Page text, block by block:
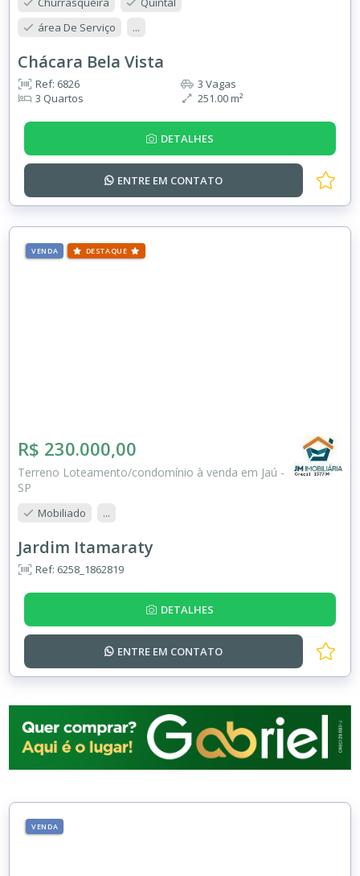
área De Serviço
...
Chácara Bela Vista
Ref: 6826
3 Quartos
3 Vagas
251.00 m²
DETALHES
ENTRE EM CONTATO
VENDA DESTAQUE
R$ 230.000,00
Terreno Loteamento/condomínio à venda em Jaú -
SP
Mobiliado ...
Jardim Itamaraty
Ref: 6258_1862819
DETALHES
ENTRE EM CONTATO
VENDA